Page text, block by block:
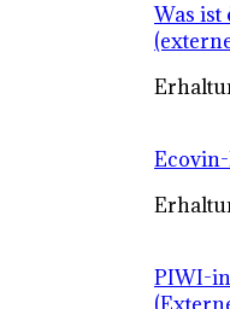
Was
PIWI-